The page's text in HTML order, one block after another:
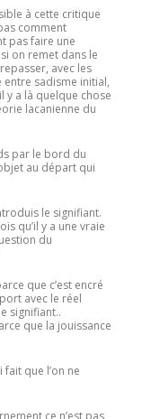
à cette critique
comment
pas faire une
on remet dans le
avec les
entre sadisme initial,
y a là quelque chose
lacanienne du
par le bord du
au départ qui
le signifiant.
qu’il y a une vraie
du
que c’est encré
avec le réel
signifiant..
que la jouissance
fait que l’on ne
ce n’est pas